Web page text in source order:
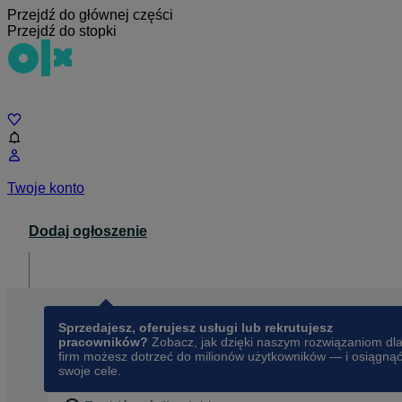
Przejdź do głównej części
Przejdź do stopki
Twoje konto
Dodaj ogłoszenie
Sprzedajesz, oferujesz usługi lub rekrutujesz
pracowników? Zobacz, jak dzięki naszym rozwiązaniom dla
firm możesz dotrzeć do milionów użytkowników — i osiągnąć
swoje cele.